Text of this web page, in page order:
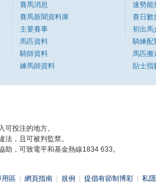
賽馬消息
賽馬新聞資料庫
主要賽事
馬匹資料
騎師資料
練馬師資料
速勢能
賽日數
初出馬
騎練配
馬匹搬
貼士指
可投注的地方。
法，且可被判監禁。
助，可致電平和基金熱線1834 633。
用區 網頁指南 規例 提倡有節制博彩 私